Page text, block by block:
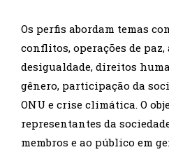
Os perfis abordam temas
conflitos, operações de
desigualdade, direitos
gênero, participação da
ONU e crise climática. O
representantes da
membros e ao público em